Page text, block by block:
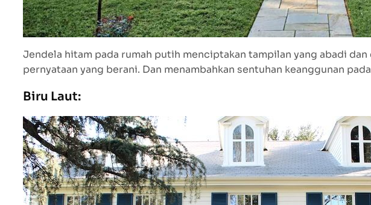
Jendela hitam pada rumah putih menciptakan tampilan yang abadi
pernyataan yang berani. Dan menambahkan sentuhan keanggunan
Biru Laut: